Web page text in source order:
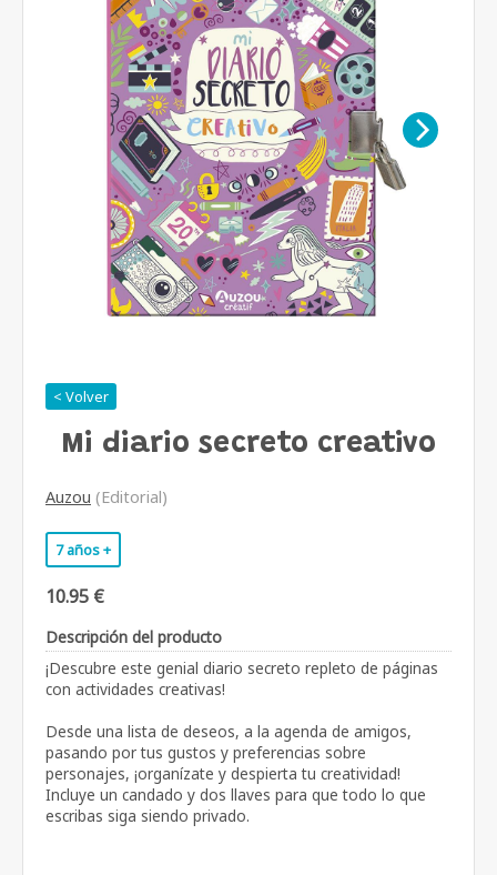
< Volver
Mi diario secreto creativo
Auzou (Editorial)
7 años +
10.95 €
Descripción del producto
¡Descubre este genial diario secreto repleto de páginas
con actividades creativas!
Desde una lista de deseos, a la agenda de amigos,
pasando por tus gustos y preferencias sobre
personajes, ¡organízate y despierta tu creatividad!
Incluye un candado y dos llaves para que todo lo que
escribas siga siendo privado.